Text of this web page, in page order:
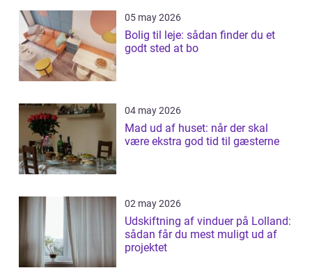
05 may 2026
Bolig til leje: sådan finder du et
godt sted at bo
04 may 2026
Mad ud af huset: når der skal
være ekstra god tid til gæsterne
02 may 2026
Udskiftning af vinduer på Lolland:
sådan får du mest muligt ud af
projektet